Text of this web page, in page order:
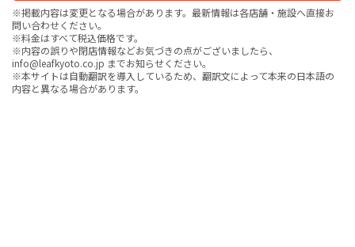
※掲載内容は変更となる場合があります。最新情報は各店舗・施設へ直接お
問い合わせください。
※料金はすべて税込価格です。
※内容の誤りや閉店情報などお気づきの点がございましたら、
info@leafkyoto.co.jp までお知らせください。
※本サイトは自動翻訳を導入しているため、翻訳文によって本来の日本語の
内容と異なる場合があります。